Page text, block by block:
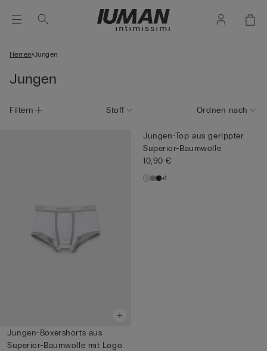
Herren Jungen
Jungen
Filtern Stoff Ordnen nach
Jungen-Boxershorts aus
Superior-Baumwolle mit Logo
Jungen-Top aus gerippter
Superior-Baumwolle
10,90 €
+1